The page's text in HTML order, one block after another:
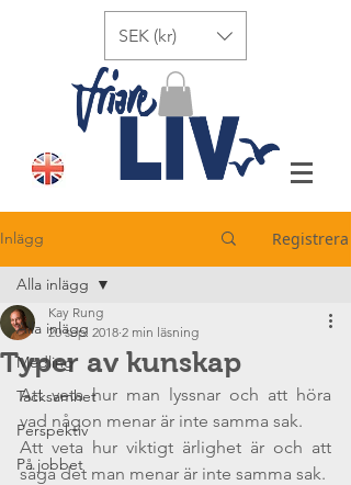
SEK (kr)
Inlägg Registrera
Alla inlägg
Medling
Tacksamhet
Perspektiv
På jobbet
Alla inlägg
Typer av kunskap
Kay Rung
20 sep. 2018 2 min läsning
Att veta hur man lyssnar och att höra
vad någon menar är inte samma sak.
Att veta hur viktigt ärlighet är och att
säga det man menar är inte samma sak.